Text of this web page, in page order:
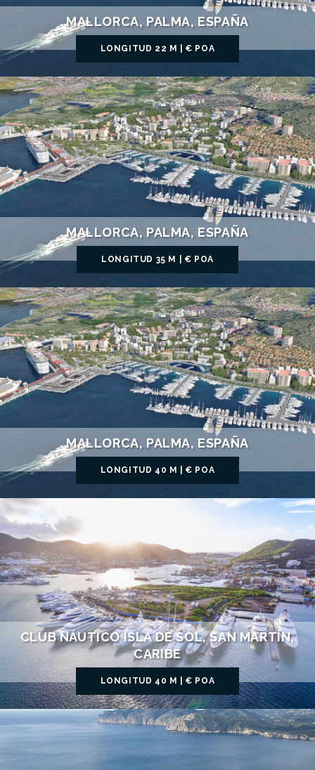
MALLORCA, PALMA, ESPAÑA
LONGITUD 22 M | € POA
MALLORCA, PALMA, ESPAÑA
LONGITUD 35 M | € POA
MALLORCA, PALMA, ESPAÑA
LONGITUD 40 M | € POA
CLUB NÁUTICO ISLA DE SOL, SAN MARTÍN,
CARIBE
LONGITUD 40 M | € POA